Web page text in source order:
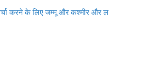
करने के लिए जम्मू और कश्मीर और ल